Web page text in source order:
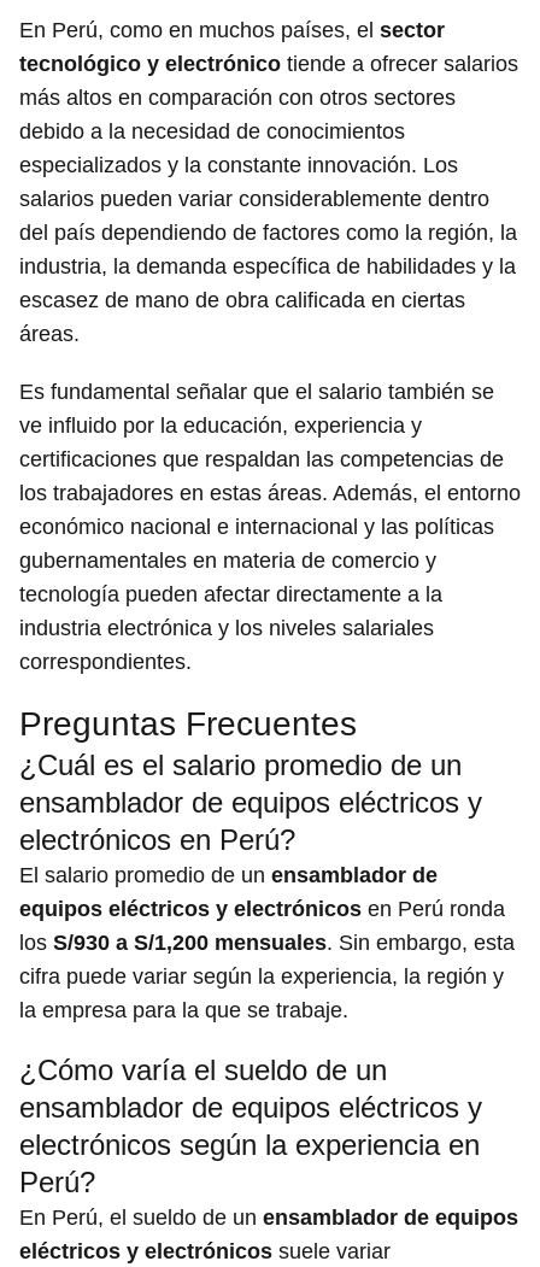
En Perú, como en muchos países, el sector
tecnológico y electrónico tiende a ofrecer salarios
más altos en comparación con otros sectores
debido a la necesidad de conocimientos
especializados y la constante innovación. Los
salarios pueden variar considerablemente dentro
del país dependiendo de factores como la región, la
industria, la demanda específica de habilidades y la
escasez de mano de obra calificada en ciertas
áreas.
Es fundamental señalar que el salario también se
ve influido por la educación, experiencia y
certificaciones que respaldan las competencias de
los trabajadores en estas áreas. Además, el entorno
económico nacional e internacional y las políticas
gubernamentales en materia de comercio y
tecnología pueden afectar directamente a la
industria electrónica y los niveles salariales
correspondientes.
Preguntas Frecuentes
¿Cuál es el salario promedio de un
ensamblador de equipos eléctricos y
electrónicos en Perú?
El salario promedio de un ensamblador de
equipos eléctricos y electrónicos en Perú ronda
los S/930 a S/1,200 mensuales. Sin embargo, esta
cifra puede variar según la experiencia, la región y
la empresa para la que se trabaje.
¿Cómo varía el sueldo de un
ensamblador de equipos eléctricos y
electrónicos según la experiencia en
Perú?
En Perú, el sueldo de un ensamblador de equipos
eléctricos y electrónicos suele variar